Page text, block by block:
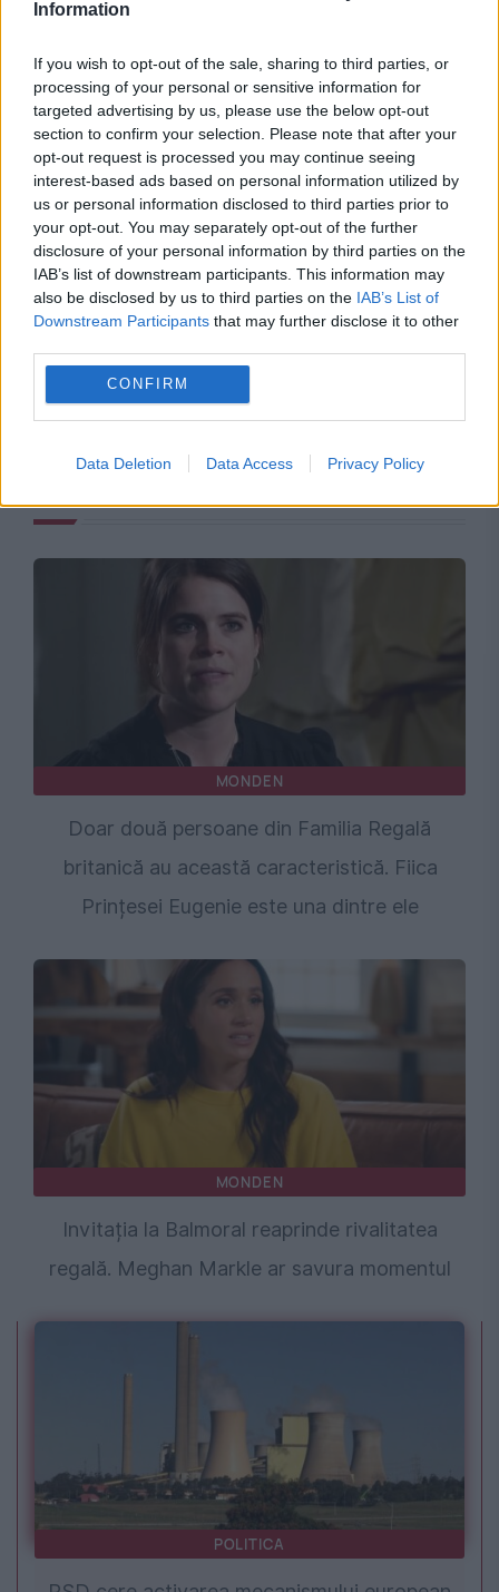
Information
If you wish to opt-out of the sale, sharing to third parties, or
processing of your personal or sensitive information for
targeted advertising by us, please use the below opt-out
section to confirm your selection. Please note that after your
opt-out request is processed you may continue seeing
interest-based ads based on personal information utilized by
us or personal information disclosed to third parties prior to
your opt-out. You may separately opt-out of the further
disclosure of your personal information by third parties on the
IAB’s list of downstream participants. This information may
also be disclosed by us to third parties on the IAB’s List of
Downstream Participants that may further disclose it to other
CONFIRM
Data Deletion Data Access Privacy Policy
Recomandările noastre
MONDEN
Doar două persoane din Familia Regală
britanică au această caracteristică. Fiica
Prințesei Eugenie este una dintre ele
MONDEN
Invitația la Balmoral reaprinde rivalitatea
regală. Meghan Markle ar savura momentul
POLITICA